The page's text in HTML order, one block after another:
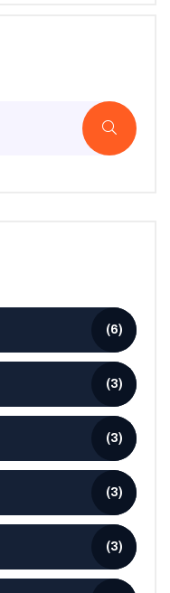
(6)
(3)
(3)
(3)
(3)